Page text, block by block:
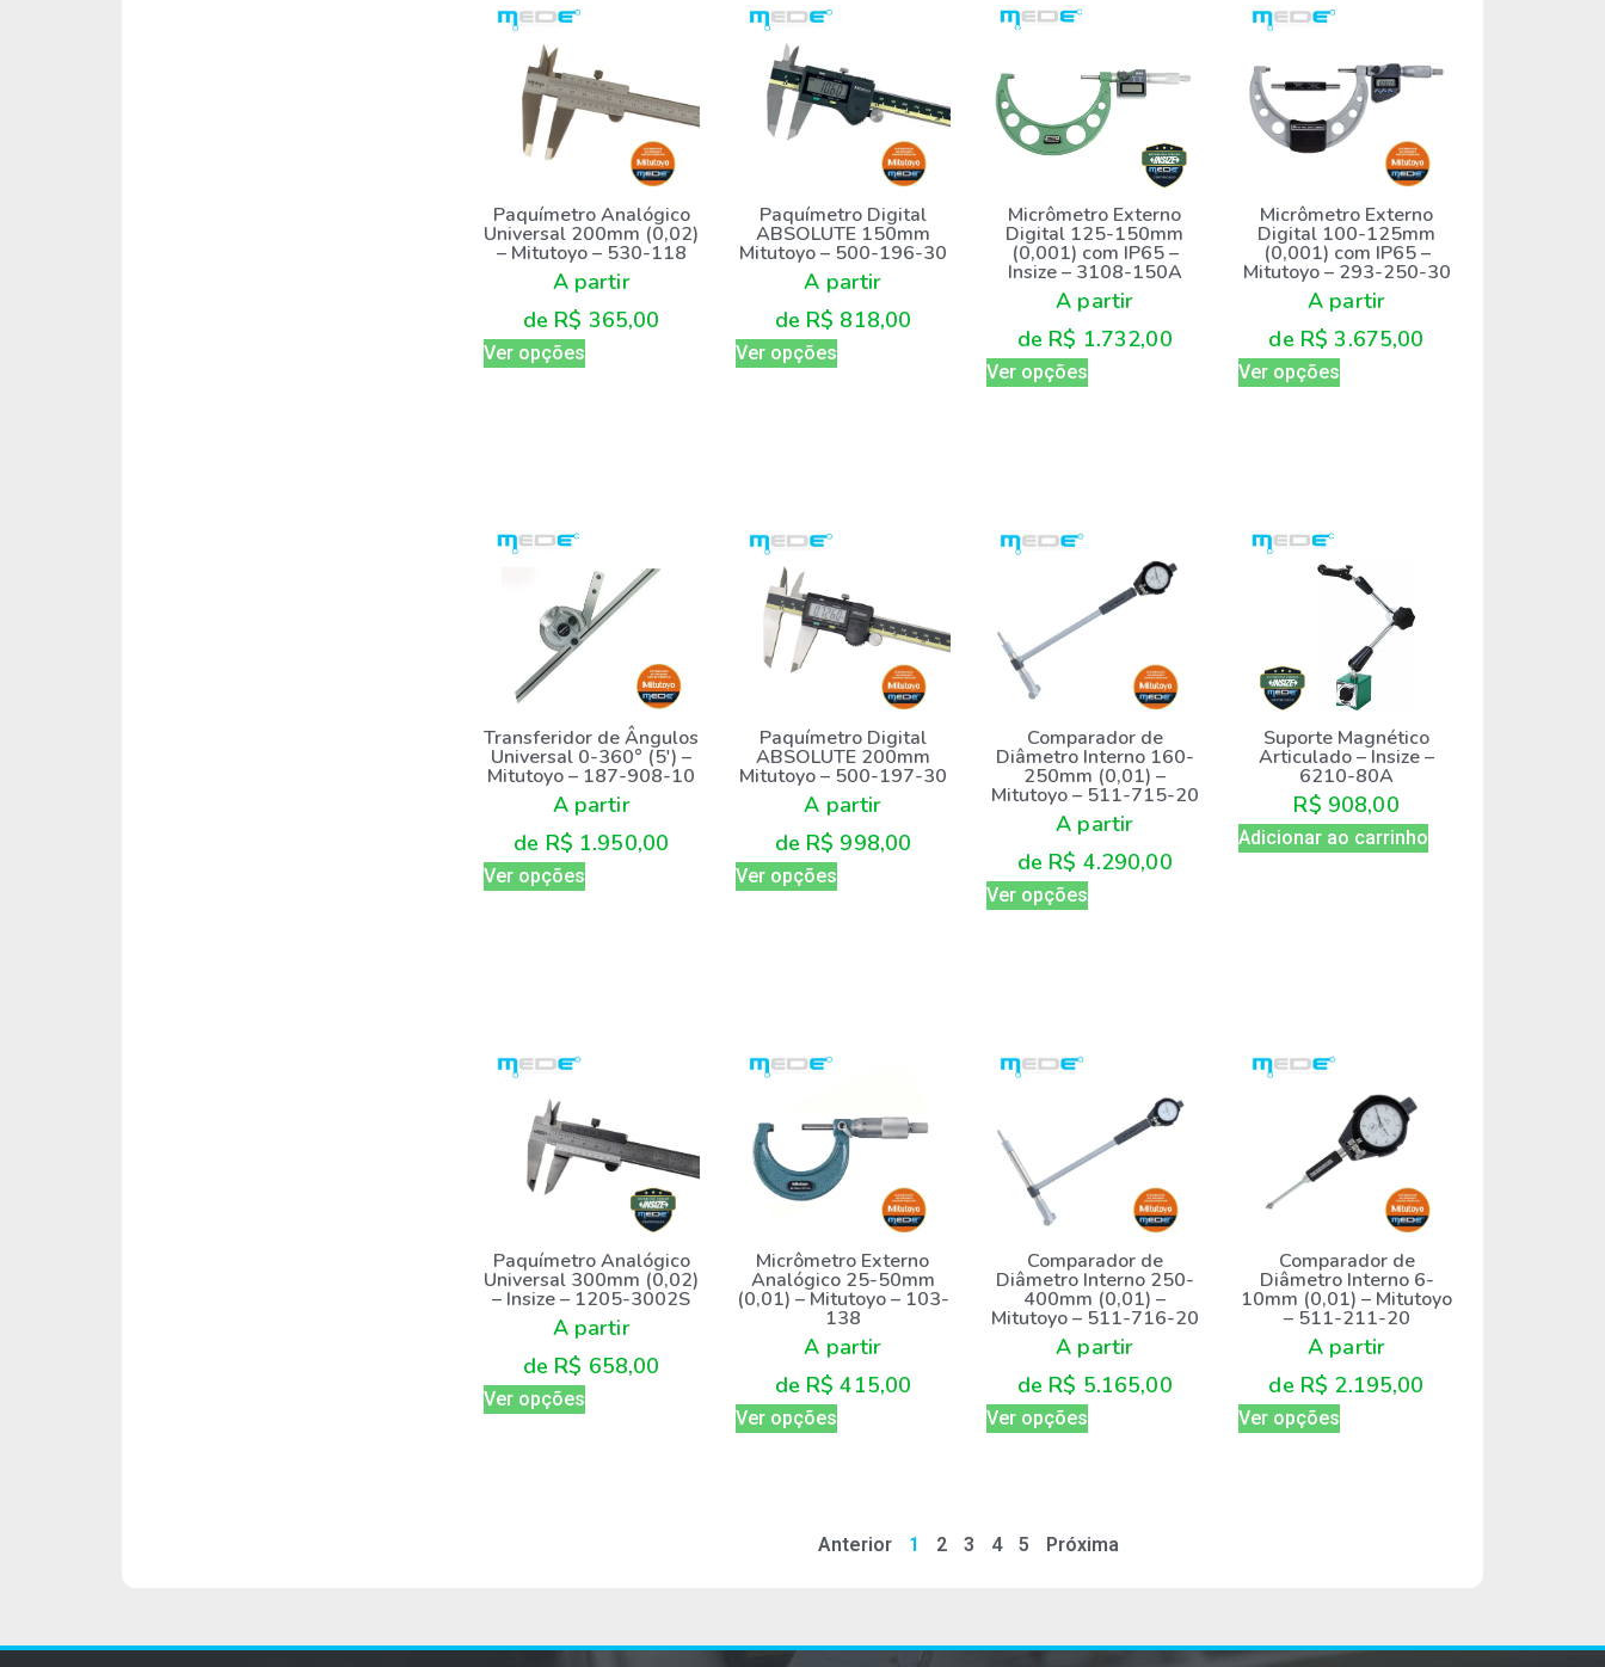
Paquímetro Analógico
Universal 200mm (0,02)
– Mitutoyo – 530-118
A partir
de R$ 365,00
Ver opções
Paquímetro Digital
ABSOLUTE 150mm
Mitutoyo – 500-196-30
A partir
de R$ 818,00
Ver opções
Micrômetro Externo
Digital 125-150mm
(0,001) com IP65 –
Insize – 3108-150A
A partir
de R$ 1.732,00
Ver opções
Micrômetro Externo
Digital 100-125mm
(0,001) com IP65 –
Mitutoyo – 293-250-30
A partir
de R$ 3.675,00
Ver opções
Transferidor de Ângulos
Universal 0-360° (5′) –
Mitutoyo – 187-908-10
A partir
de R$ 1.950,00
Ver opções
Paquímetro Digital
ABSOLUTE 200mm
Mitutoyo – 500-197-30
A partir
de R$ 998,00
Ver opções
Comparador de
Diâmetro Interno 160-
250mm (0,01) –
Mitutoyo – 511-715-20
A partir
de R$ 4.290,00
Ver opções
Suporte Magnético
Articulado – Insize –
6210-80A
R$ 908,00
Adicionar ao carrinho
Paquímetro Analógico
Universal 300mm (0,02)
– Insize – 1205-3002S
A partir
de R$ 658,00
Ver opções
Micrômetro Externo
Analógico 25-50mm
(0,01) – Mitutoyo – 103-
138
A partir
de R$ 415,00
Ver opções
Comparador de
Diâmetro Interno 250-
400mm (0,01) –
Mitutoyo – 511-716-20
A partir
de R$ 5.165,00
Ver opções
Comparador de
Diâmetro Interno 6-
10mm (0,01) – Mitutoyo
– 511-211-20
A partir
de R$ 2.195,00
Ver opções
Anterior 1 2 3 4 5 Próxima